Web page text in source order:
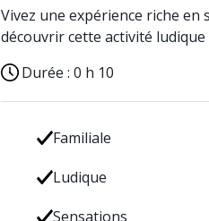
Vivez une expérience riche
découvrir cette activité
Durée : 0 h 10
Familiale
Ludique
Sensations